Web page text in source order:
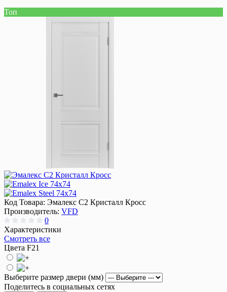
Топ
Код Товара: Эмалекс C2 Кристалл Кросс
Производитель: VFD
0
Характеристики
Смотреть все
Цвета F21
Выберите размер двери (мм)
Поделитесь в социальных сетях